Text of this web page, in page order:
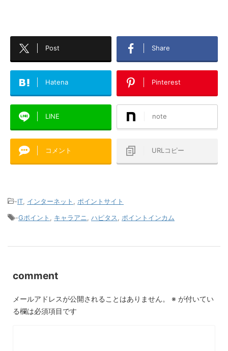
Post Share
Hatena Pinterest
LINE note
コメント URLコピー
-IT インターネット
ポイントサイト
-Gポイント キャラアニ ハピタス ポイントインカム
comment
メールアドレスが公開されることはありません。 ※ が付いてい
る欄は必須項目です